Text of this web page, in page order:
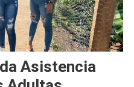
Asistencia